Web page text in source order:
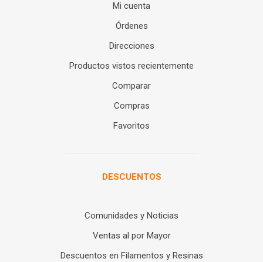
Mi cuenta
Órdenes
Direcciones
Productos vistos recientemente
Comparar
Compras
Favoritos
DESCUENTOS
Comunidades y Noticias
Ventas al por Mayor
Descuentos en Filamentos y Resinas